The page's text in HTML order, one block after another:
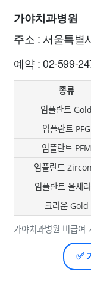
가야치과병원
주소 : 서울특별
예약 : 02-599-
가야치과병원 비급여
종류
임플란트 Gold
임플란트 PFG
임플란트 PFM
임플란트
임플란트 올세
크라운 Gold
✅